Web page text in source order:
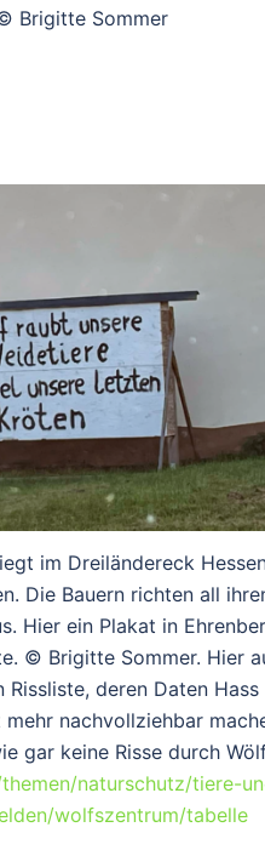
Brigitte Sommer
im Dreiländereck
Die Bauern richten all
Hier ein Plakat in
© Brigitte Sommer. Hier
Rissliste, deren Daten Hass
nachvollziehbar
gar keine Risse durch
naturschutz/tiere-
wolfszentrum/tabelle